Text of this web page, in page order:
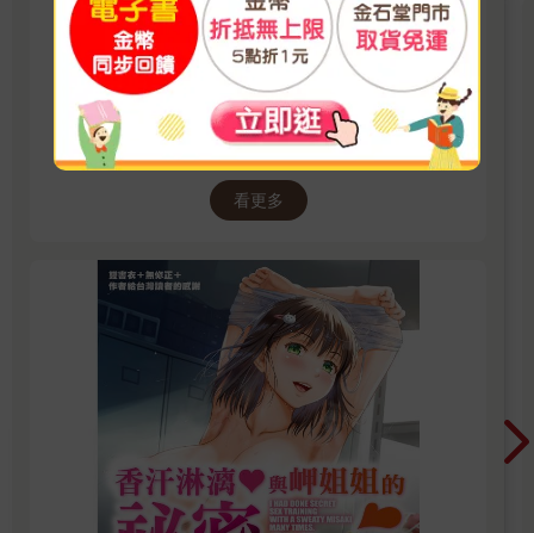
金石堂電子書｜紳士出版成人漫
畫
紳士出版電子書新上架！上百本精選成人漫畫任
君挑選，無論戀愛、幻想或禁忌題材，隨時開讀
無負擔。 立即登入金石堂電子書館，體驗專屬你
看更多